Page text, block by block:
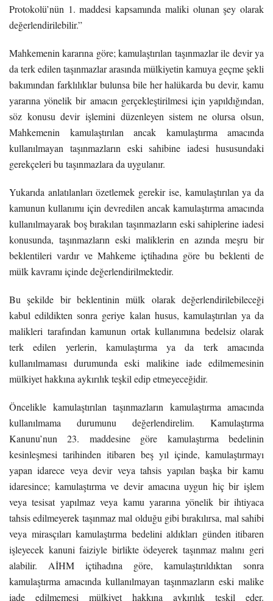
Protokolü’nün 1. maddesi kapsamında maliki olunan şey olarak
değerlendirilebilir.”
Mahkemenin kararına göre; kamulaştırılan taşınmazlar ile devir ya
da terk edilen taşınmazlar arasında mülkiyetin kamuya geçme şekli
bakımından farklılıklar bulunsa bile her halükarda bu devir, kamu
yararına yönelik bir amacın gerçekleştirilmesi için yapıldığından,
söz konusu devir işlemini düzenleyen sistem ne olursa olsun,
Mahkemenin kamulaştırılan ancak kamulaştırma amacında
kullanılmayan taşınmazların eski sahibine iadesi hususundaki
gerekçeleri bu taşınmazlara da uygulanır.
Yukarıda anlatılanları özetlemek gerekir ise, kamulaştırılan ya da
kamunun kullanımı için devredilen ancak kamulaştırma amacında
kullanılmayarak boş bırakılan taşınmazların eski sahiplerine iadesi
konusunda, taşınmazların eski maliklerin en azında meşru bir
beklentileri vardır ve Mahkeme içtihadına göre bu beklenti de
mülk kavramı içinde değerlendirilmektedir.
Bu şekilde bir beklentinin mülk olarak değerlendirilebileceği
kabul edildikten sonra geriye kalan husus, kamulaştırılan ya da
malikleri tarafından kamunun ortak kullanımına bedelsiz olarak
terk edilen yerlerin, kamulaştırma ya da terk amacında
kullanılmaması durumunda eski malikine iade edilmemesinin
mülkiyet hakkına aykırılık teşkil edip etmeyeceğidir.
Öncelikle kamulaştırılan taşınmazların kamulaştırma amacında
kullanılmama durumunu değerlendirelim. Kamulaştırma
Kanunu’nun 23. maddesine göre kamulaştırma bedelinin
kesinleşmesi tarihinden itibaren beş yıl içinde, kamulaştırmayı
yapan idarece veya devir veya tahsis yapılan başka bir kamu
idaresince; kamulaştırma ve devir amacına uygun hiç bir işlem
veya tesisat yapılmaz veya kamu yararına yönelik bir ihtiyaca
tahsis edilmeyerek taşınmaz mal olduğu gibi bırakılırsa, mal sahibi
veya mirasçıları kamulaştırma bedelini aldıkları günden itibaren
işleyecek kanuni faiziyle birlikte ödeyerek taşınmaz malını geri
alabilir. AİHM içtihadına göre, kamulaştırıldıktan sonra
kamulaştırma amacında kullanılmayan taşınmazların eski malike
iade edilmemesi mülkiyet hakkına aykırılık teşkil eder.